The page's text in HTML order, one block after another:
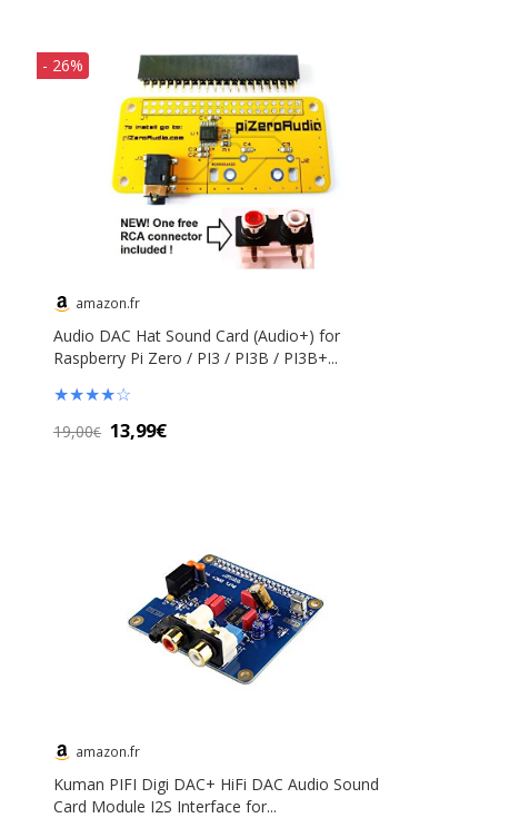
- 26%
amazon.fr
Audio DAC Hat Sound Card (Audio+) for
Raspberry Pi Zero / PI3 / PI3B / PI3B+...
★★★★☆
19,00€ 13,99€
amazon.fr
Kuman PIFI Digi DAC+ HiFi DAC Audio Sound
Card Module I2S Interface for...